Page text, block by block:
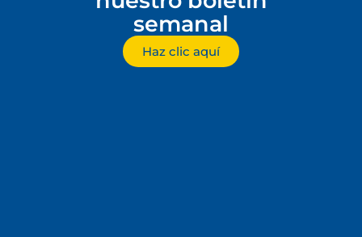
semanal
Haz clic aquí